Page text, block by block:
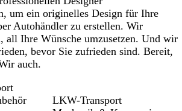
um ein originelles Design für Ihre
Autohändler zu erstellen. Wir
all Ihre Wünsche umzusetzen. Und wir
bevor Sie zufrieden sind. Bereit,
auch.
LKW-Transport